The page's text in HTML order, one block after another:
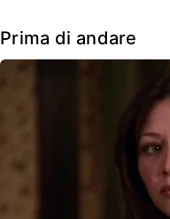
Prima di andare